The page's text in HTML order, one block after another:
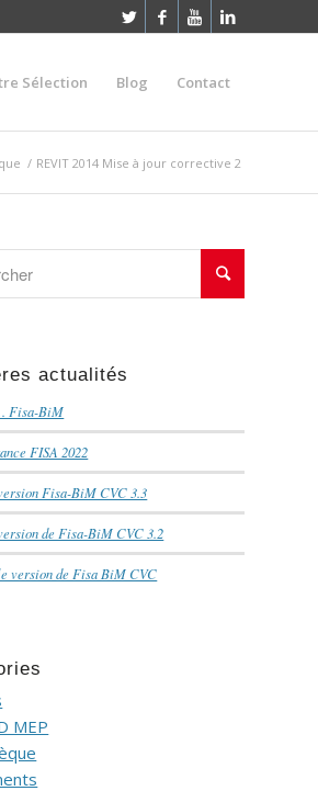
Sélection Blog Contact
/ REVIT 2014 Mise à jour corrective 2
actualités
Fisa-BiM
FISA 2022
Fisa-BiM CVC 3.3
de Fisa-BiM CVC 3.2
version de Fisa BiM CVC
MEP